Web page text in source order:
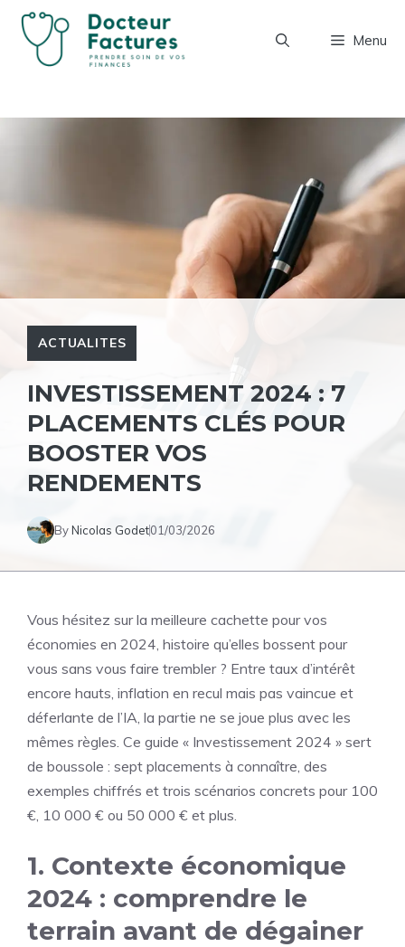
Aller
contenu
Menu
ACTUALITES
INVESTISSEMENT 2024 : 7
PLACEMENTS CLÉS POUR
BOOSTER VOS
RENDEMENTS
ByNicolas Godet01/03/2026
Vous hésitez sur la meilleure cachette pour vos
économies en 2024, histoire qu’elles bossent pour
vous sans vous faire trembler ? Entre taux d’intérêt
encore hauts, inflation en recul mais pas vaincue et
déferlante de l’IA, la partie ne se joue plus avec les
mêmes règles. Ce guide « Investissement 2024 » sert
de boussole : sept placements à connaître, des
exemples chiffrés et trois scénarios concrets pour 100
€, 10 000 € ou 50 000 € et plus.
1. Contexte économique
2024 : comprendre le
terrain avant de dégainer